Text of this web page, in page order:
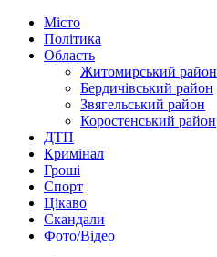
Місто
Політика
Область
Житомирський район
Бердичівський район
Звягельський район
Коростенський район
ДТП
Кримінал
Гроші
Спорт
Цікаво
Скандали
Фото/Відео